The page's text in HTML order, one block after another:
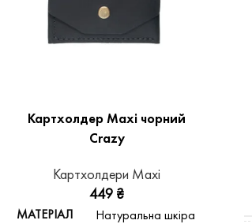
Картхолдер Maxi чорний
Crazy
Картхолдери Maxi
449 ₴
МАТЕРІАЛ Натуральна шкіра